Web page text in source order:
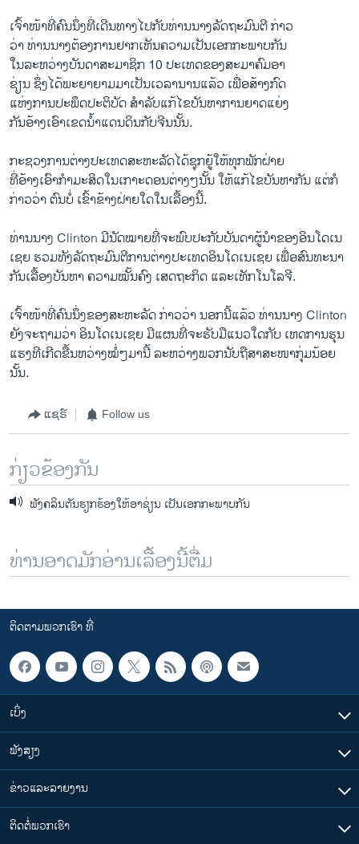
ພາສາຕ່າງໆ
​ເຈົ້າ​ໜ້າ​ທີ່​ຄົນ​ນຶ່ງທີ່​ເດີນທາງ​ໄປ​ກັບທ່ານ​ນາງ​ລັດຖະມົນ​ຕີ ກ່າວ​
ວ່າ ທ່ານ​ນາງ​ຕ້ອງການຢາກ​ເຫັນ​ຄວາມ​ເປັນ​ເອກ​ກະພາບກັນ ​
ໃນລະຫວ່າງບັນດາ​ສະມາ​ຊິກ​ 10 ປະ​ເທດຂອງສະມາຄົມ​ອາ
​ຊ່ຽນ ຊຶ່ງໄດ້ພະຍາຍາມ​ມາເປັນ​ເວລາ​ນານ​ແລ້ວ ເພື່ອ​ສ້າງ​ກົດ
ແຫ່ງ​ການ​ປະພຶດ​ປະຕິບັດ ​ສໍາລັບ​ແກ້​ໄຂ​ບັນຫາ​ການ​ຍາດ​ແຍ່ງ
​ກັນ​ອ້າງ​ເອົາ​ເຂດ​ນໍ້າ​ແດນ​ດິນກັບ​ຈີນນັ້ນ.
ກະຊວງ​ການ​ຕ່າງປະ​ເທດ​ສະຫະລັດ​ໄດ້​ຊຸກຍູ້​ໃຫ້ທຸກ​ພັກ​ຝ່າຍ
ທີ່​ອ້າງ​ເອົາ​ກໍາມະສິດ​ໃນ​ເກາະດອນ​ຕ່າງໆ​ນັ້ນ ​ໃຫ້​ແກ້​ໄຂ​ບັນຫາ​ກັນ ​ແຕ່​ກໍ​
ກ່າວ​ວ່າ ຕົນ​ບໍ່​ ເຂົ້າ​ຂ້າງ​ຝ່າ​ຍ​ໃດ​ໃນ​ເລື້ອງ​ນີ້.
ທ່ານ​ນາງ Clinton ມີ​ນັດ​ໝາຍ​ທີ່​ຈະ​ພົບ​ປະ​ກັບ​ບັນດາ​ຜູ້​ນໍາ​ຂອງອິນໂດ​ເນ​
ເຊຍ ຮວມ​ທັງ​ລັດຖະມົນຕີ​ການ​ຕ່າງປະ​ເທດ​ອິນໂດ​ເນ​ເຊຍ ​ເພື່ອ​ສົນທະນາ​
ກັນ​ເລື້ອງ​ບັນຫາ ຄວາມ​ໝັ້ນຄົງ ​ເສດຖະກິດ ​ແລະ​ເທັ​ກ​ໂນ​ໂລ​ຈີ.
ເຈົ້າ​ໜ້າ​ທີ່​ຄົນ​ນຶ່ງ​ຂອງສະຫະລັດ ​ກ່າວ​ວ່າ ນອກ​ນີ້​ແລ້ວ ທ່າ​ນນາງ Clinton
ຍັງ​ຈະ​ຖາມ​ວ່າ ອິນ​ໂດ​ເນ​ເຊຍ ມີ​ແຜນ​ທີ່​ຈະ​ຮັບ​ມື​ແນວ​ໃດກັບ ​ເຫດການ​ຮຸນ​
ແຮງທີເກີດ​ຂື້ນຫວ່າງໝໍ່ໆ​ມາ​ນີ້​ ​ລະຫວ່າງ​ພວກ​ນັບຖື​ສາສະໜາ​ກຸ່ມ​ນ້ອຍ
ນັ້ນ.
ແຊຣ໌ Follow us
ກ່ຽວຂ້ອງກັນ
ຟັງຄລິນຕັນຮຽກຮ້ອງໃຫ້ອາຊ່ຽນ ເປັນເອກກະພາບກັນ
ທ່ານອາດມັກອ່ານເລື້ອງນີ້ຕື່ມ
ຕິດຕາມພວກເຮົາ ທີ່
ເບິ່ງ
ຟັງສຽງ
ຂ່າວແລະລາຍງານ
ຕິດຕໍ່ພວກເຮົາ